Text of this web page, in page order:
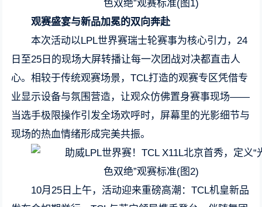
观赛盛宴与新品加冕的双向奔赴
本次活动以LPL世界赛瑞士轮赛事为核心引力，24
日至25日的现场大屏转播让每一次团战对决都直击人
心。相较于传统观赛场景，TCL打造的观赛专区凭借专
业显示设备与氛围营造，让观众仿佛置身赛事现场——
当选手极限操作引发全场欢呼时，屏幕里的光影细节与
现场的热血情绪形成完美共振。
10月25日上午，活动迎来重磅高潮：TCL机皇新品